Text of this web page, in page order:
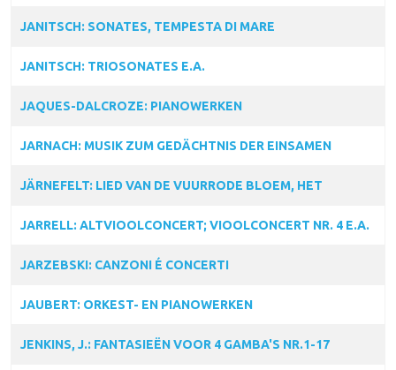
JANITSCH: SONATES, TEMPESTA DI MARE
JANITSCH: TRIOSONATES E.A.
JAQUES-DALCROZE: PIANOWERKEN
JARNACH: MUSIK ZUM GEDÄCHTNIS DER EINSAMEN
JÄRNEFELT: LIED VAN DE VUURRODE BLOEM, HET
JARRELL: ALTVIOOLCONCERT; VIOOLCONCERT NR. 4 E.A.
JARZEBSKI: CANZONI É CONCERTI
JAUBERT: ORKEST- EN PIANOWERKEN
JENKINS, J.: FANTASIEËN VOOR 4 GAMBA'S NR.1-17